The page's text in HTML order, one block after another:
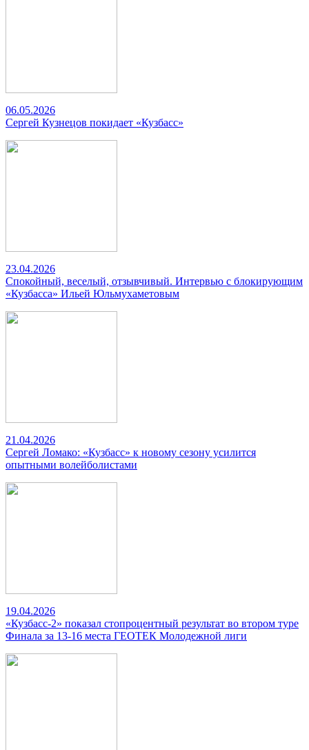
06.05.2026
Сергей Кузнецов покидает «Кузбасс»
23.04.2026
Спокойный, веселый, отзывчивый. Интервью с блокирующим
«Кузбасса» Ильей Юльмухаметовым
21.04.2026
Сергей Ломако: «Кузбасс» к новому сезону усилится
опытными волейболистами
19.04.2026
«Кузбасс-2» показал стопроцентный результат во втором туре
Финала за 13-16 места ГЕОТЕК Молодежной лиги